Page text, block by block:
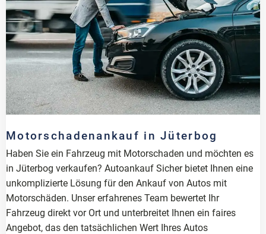
Motorschadenankauf in Jüterbog
Haben Sie ein Fahrzeug mit Motorschaden und möchten es
in Jüterbog verkaufen? Autoankauf Sicher bietet Ihnen eine
unkomplizierte Lösung für den Ankauf von Autos mit
Motorschäden. Unser erfahrenes Team bewertet Ihr
Fahrzeug direkt vor Ort und unterbreitet Ihnen ein faires
Angebot, das den tatsächlichen Wert Ihres Autos